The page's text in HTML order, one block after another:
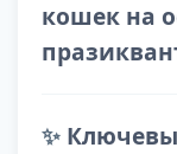
кошек на
✨